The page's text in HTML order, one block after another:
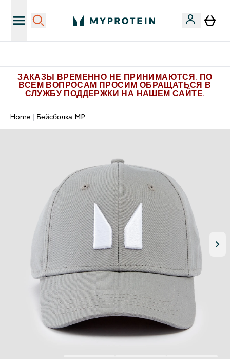
ЗАКАЗЫ ВРЕМЕННО НЕ ПРИНИМАЮТСЯ. ПО
ВСЕМ ВОПРОСАМ ПРОСИМ ОБРАЩАТЬСЯ В
СЛУЖБУ ПОДДЕРЖКИ НА НАШЕМ САЙТЕ.
Home Бейсболка MP